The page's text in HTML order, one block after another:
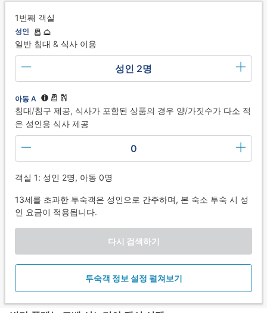
1번째 객실
성인
일반 침대 & 식사 이용
성인 2명
아동 A
침대/침구 제공, 식사가 포함된 상품의 경우 양/가짓수가 다소 적
은 성인용 식사 제공
0
객실 1: 성인 2명, 아동 0명
13세를 초과한 투숙객은 성인으로 간주하며, 본 숙소 투숙 시 성
인 요금이 적용됩니다.
다시 검색하기
투숙객 정보 설정 펼쳐보기